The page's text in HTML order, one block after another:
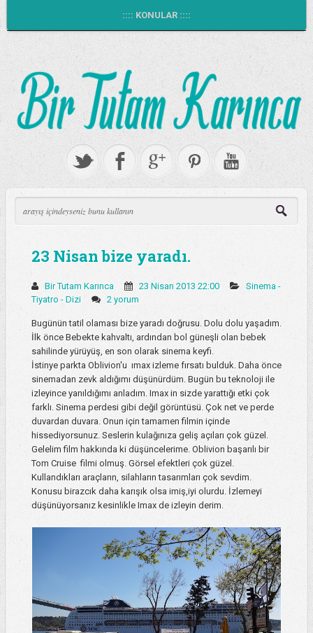
:::: KONULAR ::::
23 Nisan bize yaradı.
Bir Tutam Karınca 23 Nisan 2013 22:00
Sinema -
Tiyatro - Dizi
2 yorum
Bugünün tatil olaması bize yaradı doğrusu. Dolu dolu yaşadım.
İlk önce Bebekte kahvaltı, ardından bol güneşli olan bebek
sahilinde yürüyüş, en son olarak sinema keyfi.
İstinye parkta Oblivion'u ımax izleme fırsatı bulduk. Daha önce
sinemadan zevk aldığımı düşünürdüm. Bugün bu teknoloji ile
izleyince yanıldığımı anladım. Imax in sizde yarattığı etki çok
farklı. Sinema perdesi gibi değil görüntüsü. Çok net ve perde
duvardan duvara. Onun için tamamen filmin içinde
hissediyorsunuz. Seslerin kulağınıza geliş açıları çok güzel.
Gelelim film hakkında ki düşüncelerime. Oblivion başarılı bir
Tom Cruise filmi olmuş. Görsel efektleri çok güzel.
Kullandıkları araçların, silahların tasarımları çok sevdim.
Konusu birazcık daha karışık olsa imiş,iyi olurdu. İzlemeyi
düşünüyorsanız kesinlikle Imax de izleyin derim.